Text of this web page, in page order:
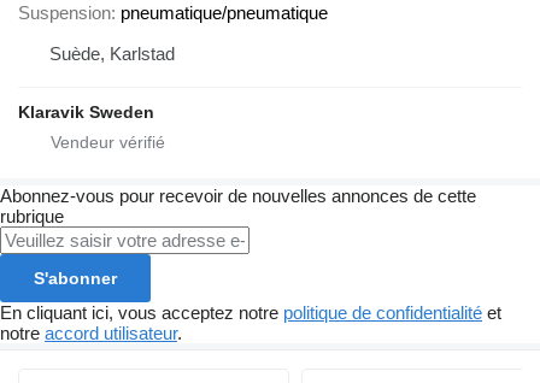
Suspension pneumatique/pneumatique
Suède, Karlstad
Klaravik Sweden
Abonnez-vous pour recevoir de nouvelles annonces de cette
rubrique
S'abonner
En cliquant ici, vous acceptez notre politique de confidentialité et
notre accord utilisateur.